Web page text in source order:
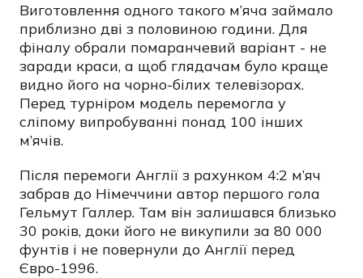
Виготовлення одного такого м’яча займало
приблизно дві з половиною години. Для
фіналу обрали помаранчевий варіант - не
заради краси, а щоб глядачам було краще
видно його на чорно-білих телевізорах.
Перед турніром модель перемогла у
сліпому випробуванні понад 100 інших
м’ячів.
Після перемоги Англії з рахунком 4:2 м’яч
забрав до Німеччини автор першого гола
Гельмут Галлер. Там він залишався близько
30 років, доки його не викупили за 80 000
фунтів і не повернули до Англії перед
Євро-1996.